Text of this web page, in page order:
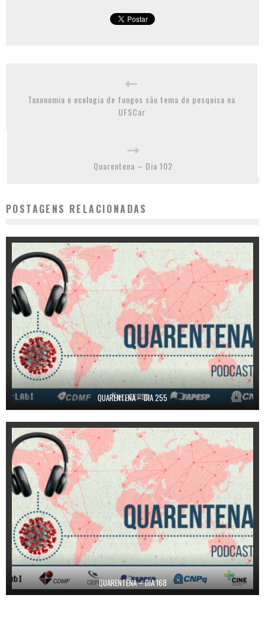
Taxonomia e ecologia de fungos são tema de pesquisa na
UFSCar
Quarentena – Dia 102
POSTAGENS RELACIONADAS
QUARENTENA – DIA 255
QUARENTENA – DIA 168